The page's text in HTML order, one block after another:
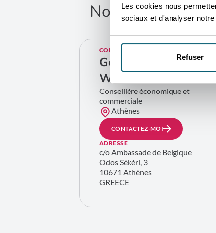
Les cookies nous
sociaux et d'analyser notre
Refuser
Nos conseillers
CONTACT
Geneviève
Wlazel
Conseillère économique et
commerciale
Athènes
CONTACTEZ-MOI
ADRESSE
c/o Ambassade de Belgique
Odos Sékéri, 3
10671 Athènes
GREECE